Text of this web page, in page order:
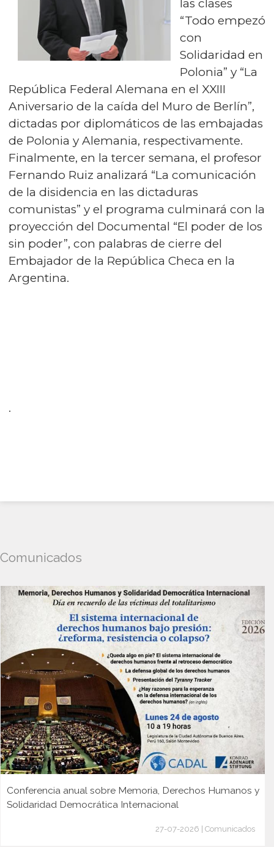
las clases
“Todo empezó
con
Solidaridad en
Polonia” y “La
República Federal Alemana en el XXIII
Aniversario de la caída del Muro de Berlín”,
dictadas por diplomáticos de las embajadas
de Polonia y Alemania, respectivamente.
Finalmente, en la tercer semana, el profesor
Fernando Ruiz analizará “La comunicación
de la disidencia en las dictaduras
comunistas” y el programa culminará con la
proyección del Documental “El poder de los
sin poder”, con palabras de cierre del
Embajador de la República Checa en la
Argentina.
.
Comunicados
Conferencia anual sobre Memoria, Derechos Humanos y
Solidaridad Democrática Internacional
27-07-2026 | Comunicados